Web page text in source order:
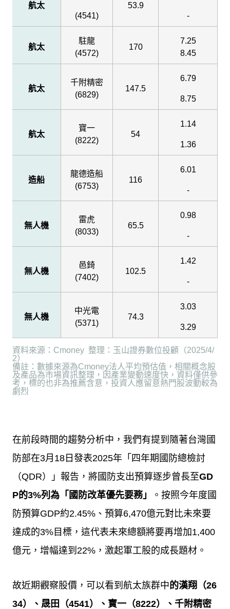
航太
(4541)
53.9
-
航太
駐龍
(4572)
170
7.25
8.45
航太
千附精密
(6829)
147.5
6.79
8.75
航太
寶一
(8222)
54
1.14
1.36
造船
龍德造船
(6753)
116
6.01
-
無人機
雷虎
(8033)
65.5
0.98
-
無人機
邑錡
(7402)
102.5
1.42
-
無人機
中光電
(5371)
74.3
3.03
3.29
資料來源： Cmoney 整理：玉山證券數位投顧（2025/4/
2）
備註：數據來源為Cmoney法人平均預估值，相關概念股
及產品為市場資訊整理，因產業變動速度快，資料僅供參
考，標的也非為推薦含意，投資人應留意熱門股波動較為
劇烈
在前段時間的趨勢分析中，我們有提到隨著台灣國
防部在3月 18 日發表2025年「四年期國防總檢討
（QDR）」報告，將國防支出預算逐步曾長至GD
P的3%列為「國防改革優先要務」
。按照今年度國
防預算GDP約2.45% 、預算6,470億元對比未來要
達成的3% 目標，這代表未來總額將要再增加1,400
億元，增幅達到 22% ，激起軍工股的成長題材。
故近期觀察股價，可以看到航太族群中的漢翔（26
34）、晟田（4541）、寶一（8222）、千附精密